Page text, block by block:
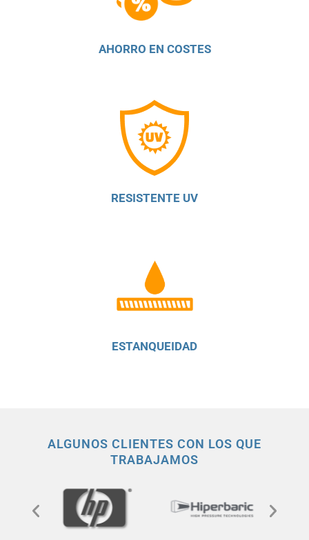
AHORRO EN COSTES
RESISTENTE UV
ESTANQUEIDAD
ALGUNOS CLIENTES CON LOS QUE
TRABAJAMOS